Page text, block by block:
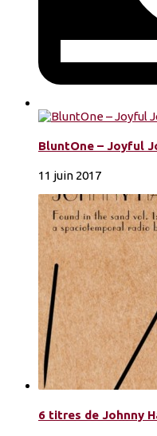
BluntOne – Joyful
11 juin 2017
6 titres de Johnny